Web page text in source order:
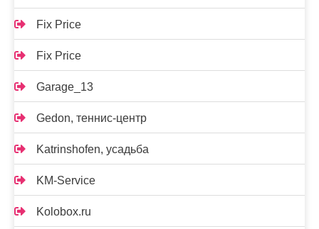
Fix Price
Fix Price
Garage_13
Gedon, теннис-центр
Katrinshofen, усадьба
KM-Service
Kolobox.ru